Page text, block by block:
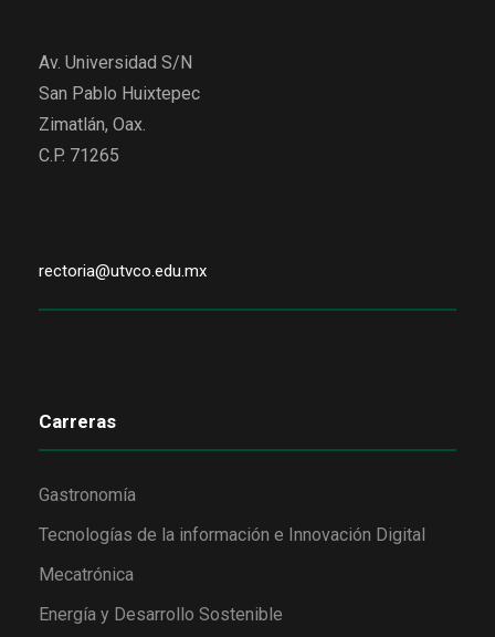
Av. Universidad S/N
San Pablo Huixtepec
Zimatlán, Oax.
C.P. 71265
rectoria@utvco.edu.mx
Carreras
Gastronomía
Tecnologías de la información e Innovación Digital
Mecatrónica
Energía y Desarrollo Sostenible